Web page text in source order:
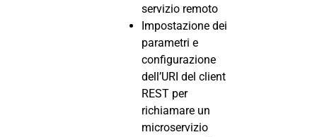
servizio remoto
Impostazione dei
parametri e
configurazione
dell’URI del client
REST per
richiamare un
microservizio